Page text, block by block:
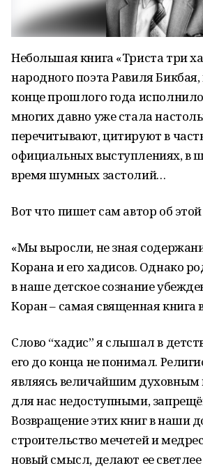
Небольшая книга «Триста три
народного поэта Равиля
конце прошлого года
многих давно уже стала
перечитывают, цитируют в
официальных выступлениях, в
время шумных застолий…
Вот что пишет сам автор об этой
«Мы выросли, не зная
Корана и его хадисов. Однако
в наше детское сознание
Коран – самая священная книга
Слово “хадис” я слышал в
его до конца не понимал.
являясь величайшим
для нас недоступными,
Возвращение этих книг в наши
строительство мечетей и
новый смысл, делают ее светлее